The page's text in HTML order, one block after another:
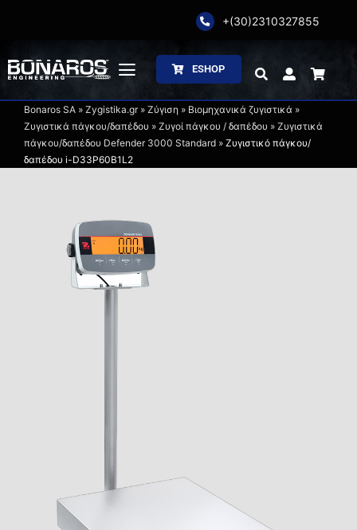
content
+(30)2310327855
Toggle
Navigation
Αρχική
Η Εταιρία
Συσκευασία
ESHOP
Bonaros SA» Zygistika.gr» Ζύγιση » Βιομηχανικά ζυγιστικά »
Ζυγιστικά πάγκου/δαπέδου » Ζυγοί πάγκου / δαπέδου » Ζυγιστικά
πάγκου/δαπέδου Defender 3000 Standard» Ζυγιστικό πάγκου/
δαπέδου i-D33P60B1L2